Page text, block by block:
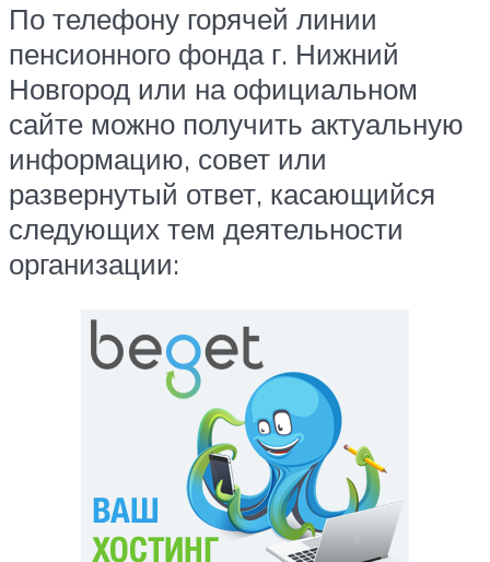
По телефону горячей линии
пенсионного фонда г. Нижний
Новгород или на официальном
сайте можно получить актуальную
информацию, совет или
развернутый ответ, касающийся
следующих тем деятельности
организации: